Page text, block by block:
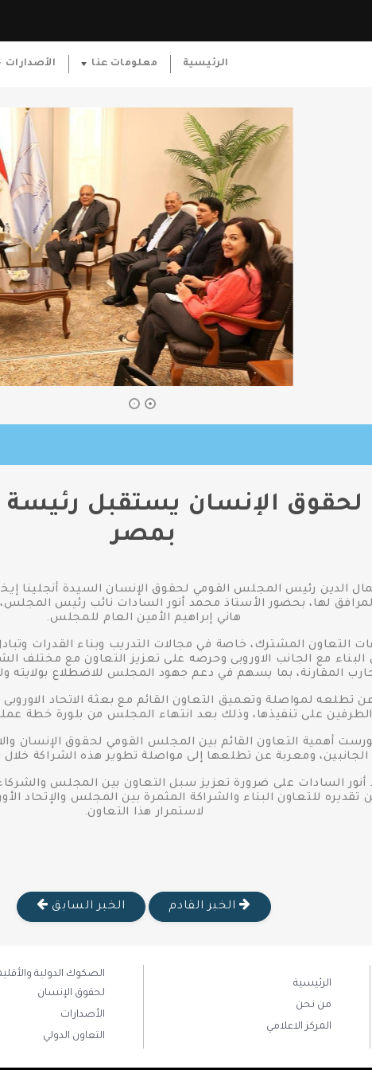
الرئيسية معلومات عنا الأصدارات
الإنسان يستقبل رئيسة
بمصر
الدين رئيس المجلس القومي لحقوق الإنسان السيدة أنجلينا
لها، بحضور الأستاذ محمد أنور السادات نائب رئيس
هاني إبراهيم الأمين العام للمجلس.
التعاون المشترك، خاصة في مجالات التدريب وبناء القدرات
مع الجانب الاوروبى وحرصه على تعزيز التعاون مع مختلف
المقارنة، بما يسهم في دعم جهود المجلس للاضطلاع بولايته
لمواصلة وتعميق التعاون القائم مع بعثة الاتحاد الاوروبى
الطرفين على تنفيذها، وذلك بعد انتهاء المجلس من بلورة خطة
أهمية التعاون القائم بين المجلس القومي لحقوق الإنسان
الجانبين، ومعربة عن تطلعها إلى مواصلة تطوير هذه الشراكة خلال
السادات على ضرورة تعزيز سبل التعاون بين المجلس والشركاء
تقديره للتعاون البناء والشراكة المثمرة بين المجلس والإتحاد
لاستمرار هذا التعاون.
الخبر القادم الخبر السابق
الرئيسية
من نحن
المركز الاعلامي
الصكوك الدولية
لحقوق الإنسان
الأصدارات
التعاون الدولي